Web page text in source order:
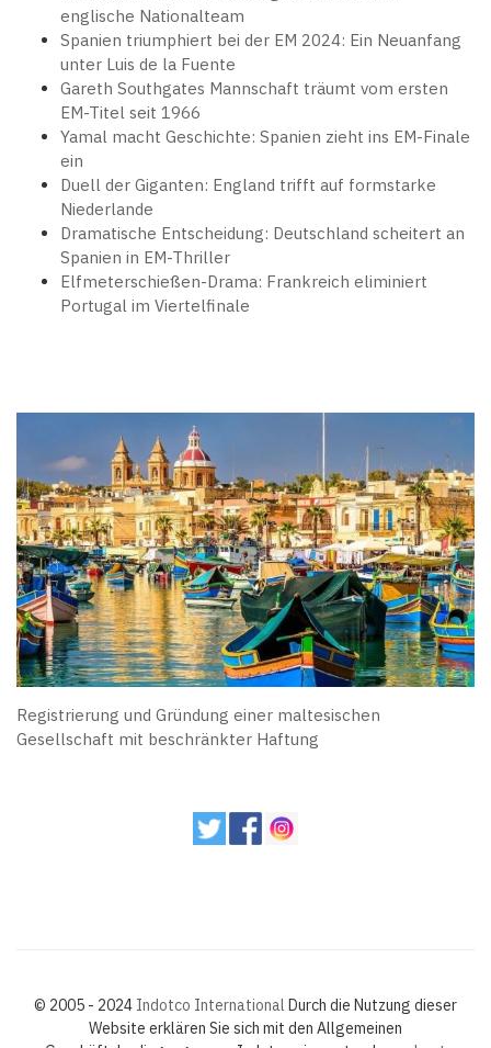
englische Nationalteam
Spanien triumphiert bei der EM 2024: Ein Neuanfang
unter Luis de la Fuente
Gareth Southgates Mannschaft träumt vom ersten
EM-Titel seit 1966
Yamal macht Geschichte: Spanien zieht ins EM-Finale
ein
Duell der Giganten: England trifft auf formstarke
Niederlande
Dramatische Entscheidung: Deutschland scheitert an
Spanien in EM-Thriller
Elfmeterschießen-Drama: Frankreich eliminiert
Portugal im Viertelfinale
Registrierung und Gründung einer maltesischen
Gesellschaft mit beschränkter Haftung
© 2005 - 2024 Indotco International Durch die Nutzung dieser
Website erklären Sie sich mit den Allgemeinen